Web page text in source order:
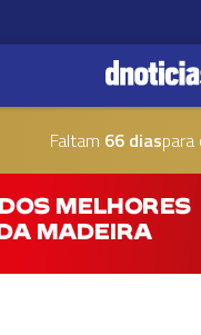
Faltam 66 diaspara